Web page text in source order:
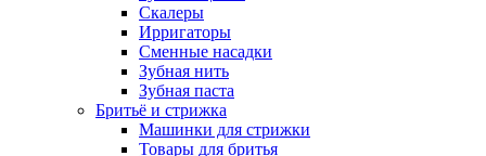
Скалеры
Ирригаторы
Сменные насадки
Зубная нить
Зубная паста
Бритьё и стрижка
Машинки для стрижки
Товары для бритья